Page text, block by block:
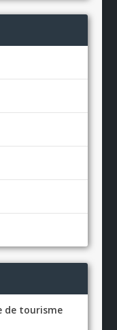
de tourisme